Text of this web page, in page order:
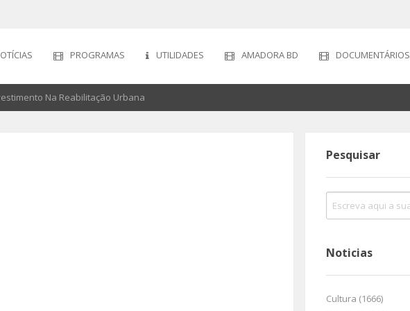
PROGRAMAS UTILIDADES AMADORA BD DOCUMENTÁRIOS
Na Reabilitação Urbana
Pesquisar
Noticias
Cultura (1666)